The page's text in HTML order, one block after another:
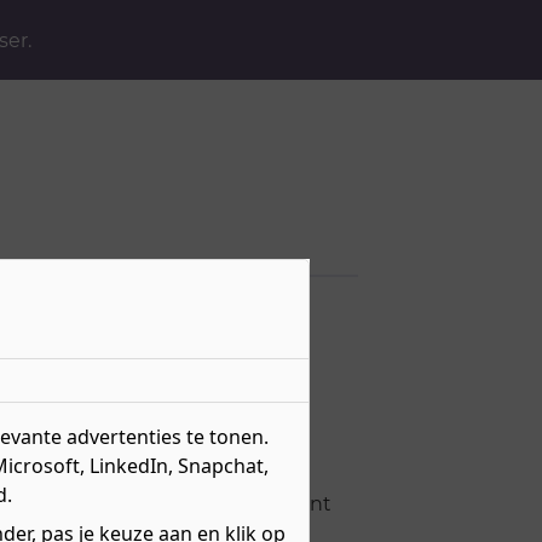
als jouw sport? Young Talent
van een opleiding.
advertenties te tonen.
LinkedIn, Snapchat,
pas je keuze aan en klik op